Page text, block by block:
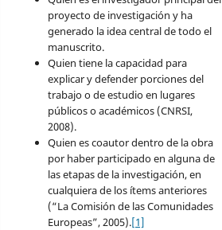
proyecto de investigación y ha
generado la idea central de todo el
manuscrito.
Quien tiene la capacidad para
explicar y defender porciones del
trabajo o de estudio en lugares
públicos o académicos (CNRSI,
2008).
Quien es coautor dentro de la obra
por haber participado en alguna de
las etapas de la investigación, en
cualquiera de los ítems anteriores
(“La Comisión de las Comunidades
Europeas”, 2005).[1]